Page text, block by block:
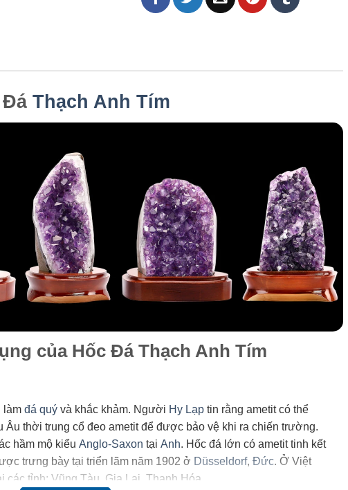
Thạch Anh Tím
của Hốc Đá Thạch Anh Tím
làm đá quý và khắc khảm. Người Hy Lạp tin rằng ametit có thể
Âu thời trung cổ đeo ametit để được bảo vệ khi ra chiến trường.
hầm mộ kiểu Anglo-Saxon tại Anh. Hốc đá lớn có ametit tinh kết
trưng bày tại triển lãm năm 1902 ở Düsseldorf, Đức. Ở Việt
tỉnh: Vũng Tàu, Gia Lai, Thanh Hóa.